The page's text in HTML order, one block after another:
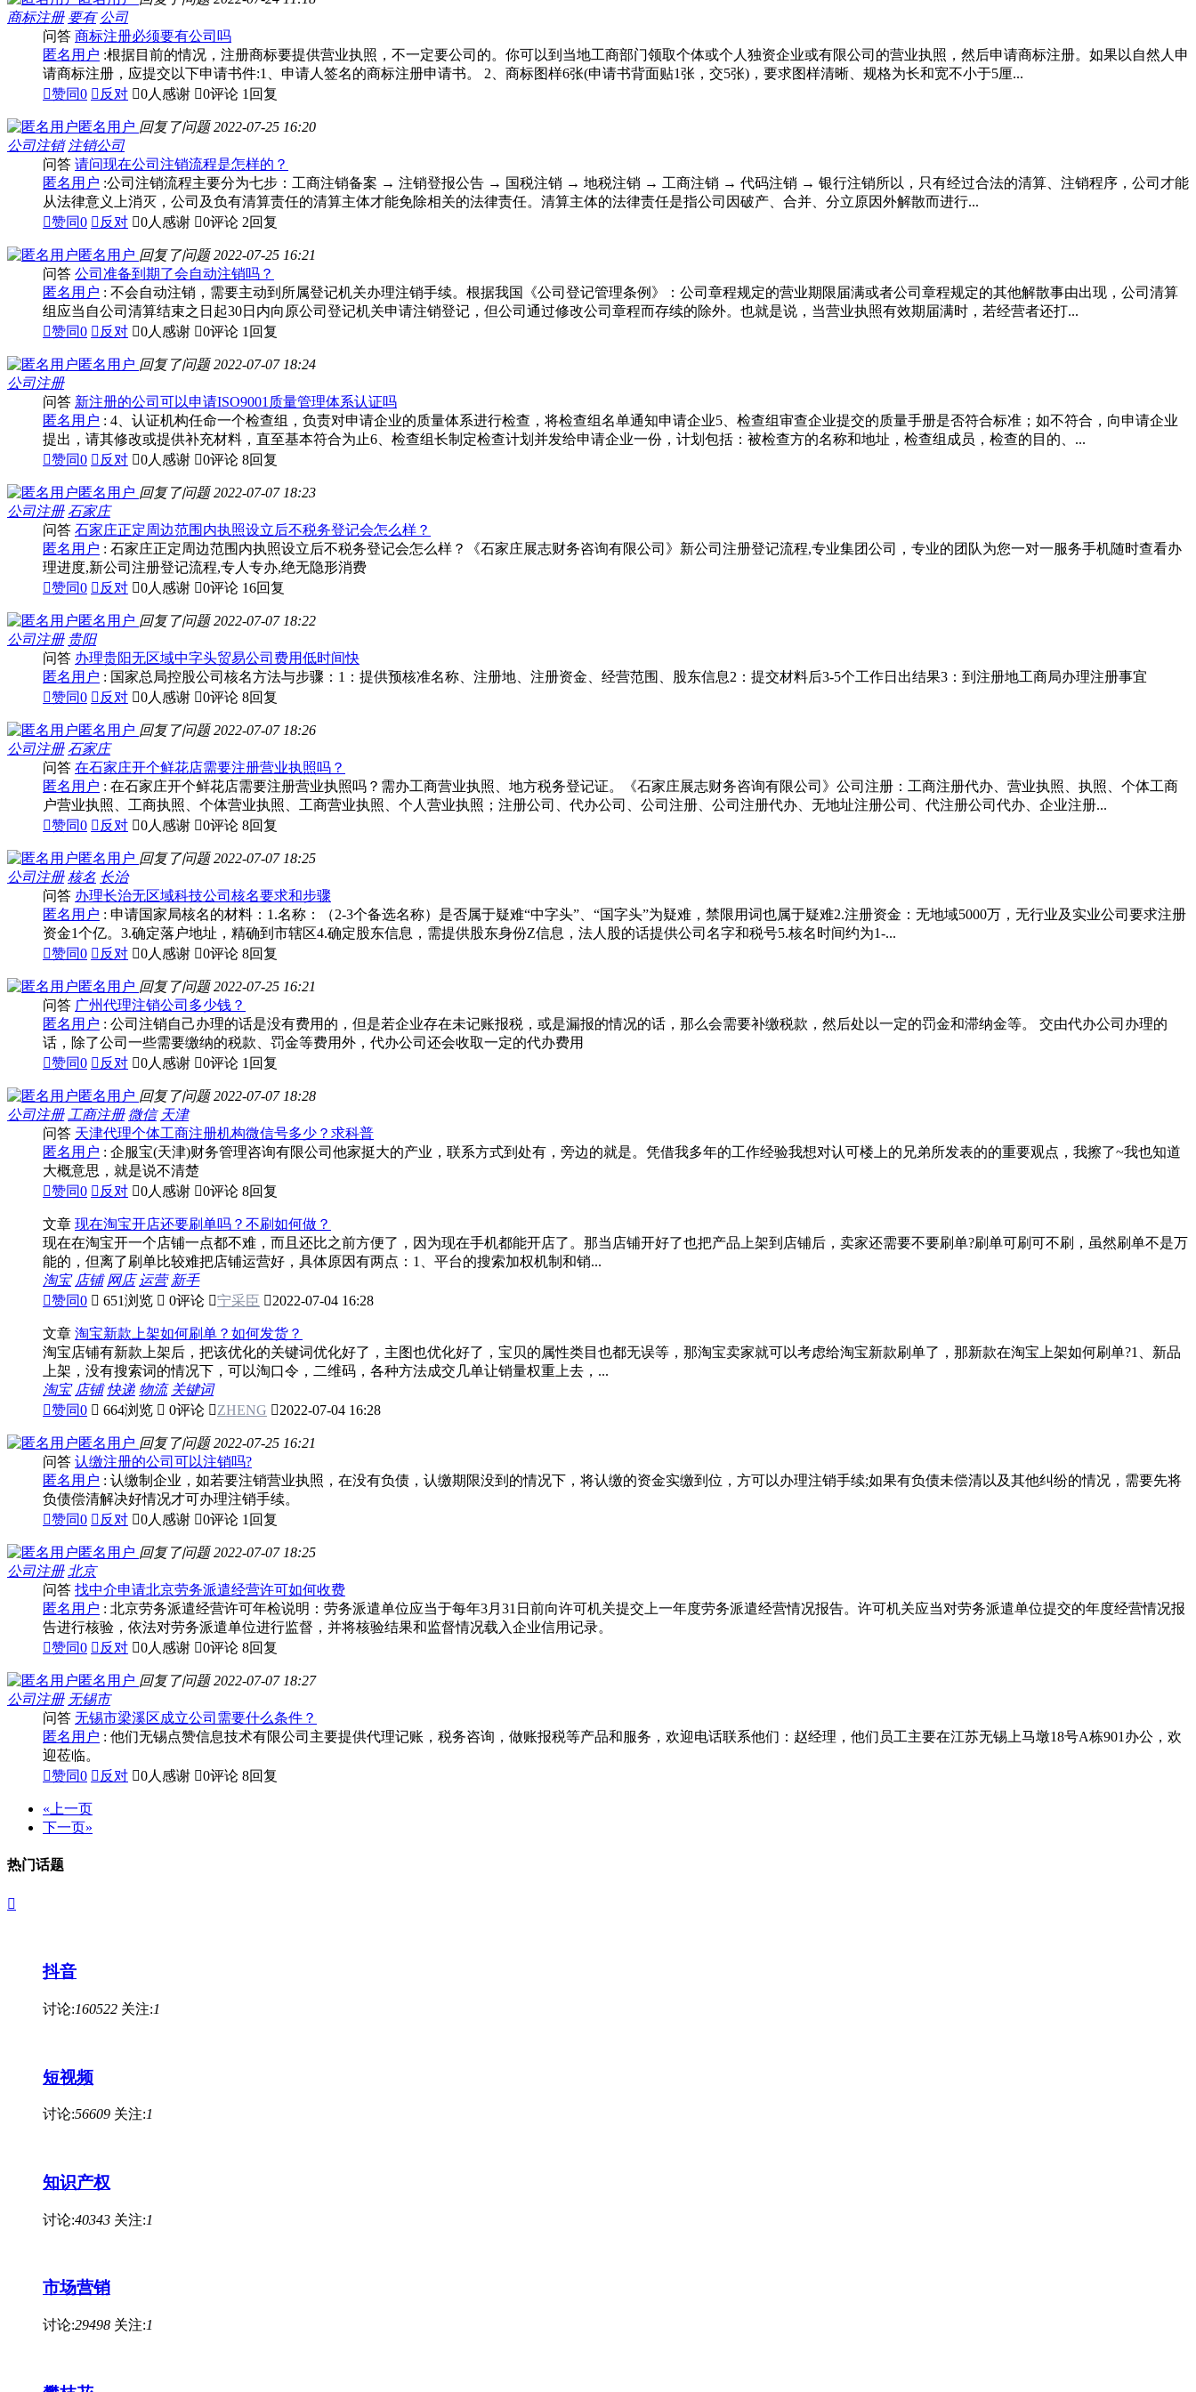
商标注册 要有 公司
问答 商标注册必须要有公司吗
匿名用户 :根据目前的情况，注册商标要提供营业执照，不一定要公司的。你可以到当地工商部门领取个体或个人独资企业或有限公司的营业执照，然后申请商标注册。如果以自然人申
请商标注册，应提交以下申请书件:1、申请人签名的商标注册申请书。 2、商标图样6张(申请书背面贴1张，交5张)，要求图样清晰、规格为长和宽不小于5厘...
赞同0  反对 0人感谢 0评论 1回复
匿名用户 回复了问题 2022-07-25 16:20
公司注销 注销公司
问答 请问现在公司注销流程是怎样的？
匿名用户 :公司注销流程主要分为七步：工商注销备案 → 注销登报公告 → 国税注销 → 地税注销 → 工商注销 → 代码注销 → 银行注销所以，只有经过合法的清算、注销程序，公司才能
从法律意义上消灭，公司及负有清算责任的清算主体才能免除相关的法律责任。清算主体的法律责任是指公司因破产、合并、分立原因外解散而进行...
赞同0  反对 0人感谢 0评论 2回复
匿名用户 回复了问题 2022-07-25 16:21
问答 公司准备到期了会自动注销吗？
匿名用户 : 不会自动注销，需要主动到所属登记机关办理注销手续。根据我国《公司登记管理条例》：公司章程规定的营业期限届满或者公司章程规定的其他解散事由出现，公司清算
组应当自公司清算结束之日起30日内向原公司登记机关申请注销登记，但公司通过修改公司章程而存续的除外。也就是说，当营业执照有效期届满时，若经营者还打...
赞同0  反对 0人感谢 0评论 1回复
匿名用户 回复了问题 2022-07-07 18:24
公司注册
问答 新注册的公司可以申请ISO9001质量管理体系认证吗
匿名用户 : 4、认证机构任命一个检查组，负责对申请企业的质量体系进行检查，将检查组名单通知申请企业5、检查组审查企业提交的质量手册是否符合标准；如不符合，向申请企业
提出，请其修改或提供补充材料，直至基本符合为止6、检查组长制定检查计划并发给申请企业一份，计划包括：被检查方的名称和地址，检查组成员，检查的目的、...
赞同0  反对 0人感谢 0评论 8回复
匿名用户 回复了问题 2022-07-07 18:23
公司注册 石家庄
问答 石家庄正定周边范围内执照设立后不税务登记会怎么样？
匿名用户 : 石家庄正定周边范围内执照设立后不税务登记会怎么样？《石家庄展志财务咨询有限公司》新公司注册登记流程,专业集团公司，专业的团队为您一对一服务手机随时查看办
理进度,新公司注册登记流程,专人专办,绝无隐形消费
赞同0  反对 0人感谢 0评论 16回复
匿名用户 回复了问题 2022-07-07 18:22
公司注册 贵阳
问答 办理贵阳无区域中字头贸易公司费用低时间快
匿名用户 : 国家总局控股公司核名方法与步骤：1：提供预核准名称、注册地、注册资金、经营范围、股东信息2：提交材料后3-5个工作日出结果3：到注册地工商局办理注册事宜
赞同0  反对 0人感谢 0评论 8回复
匿名用户 回复了问题 2022-07-07 18:26
公司注册 石家庄
问答 在石家庄开个鲜花店需要注册营业执照吗？
匿名用户 : 在石家庄开个鲜花店需要注册营业执照吗？需办工商营业执照、地方税务登记证。《石家庄展志财务咨询有限公司》公司注册：工商注册代办、营业执照、执照、个体工商
户营业执照、工商执照、个体营业执照、工商营业执照、个人营业执照；注册公司、代办公司、公司注册、公司注册代办、无地址注册公司、代注册公司代办、企业注册...
赞同0  反对 0人感谢 0评论 8回复
匿名用户 回复了问题 2022-07-07 18:25
公司注册 核名 长治
问答 办理长治无区域科技公司核名要求和步骤
匿名用户 : 申请国家局核名的材料：1.名称：（2-3个备选名称）是否属于疑难“中字头”、“国字头”为疑难，禁限用词也属于疑难2.注册资金：无地域5000万，无行业及实业公司要求注册
资金1个亿。3.确定落户地址，精确到市辖区4.确定股东信息，需提供股东身份Z信息，法人股的话提供公司名字和税号5.核名时间约为1-...
赞同0  反对 0人感谢 0评论 8回复
匿名用户 回复了问题 2022-07-25 16:21
问答 广州代理注销公司多少钱？
匿名用户 : 公司注销自己办理的话是没有费用的，但是若企业存在未记账报税，或是漏报的情况的话，那么会需要补缴税款，然后处以一定的罚金和滞纳金等。 交由代办公司办理的
话，除了公司一些需要缴纳的税款、罚金等费用外，代办公司还会收取一定的代办费用
赞同0  反对 0人感谢 0评论 1回复
匿名用户 回复了问题 2022-07-07 18:28
公司注册 工商注册 微信 天津
问答 天津代理个体工商注册机构微信号多少？求科普
匿名用户 : 企服宝(天津)财务管理咨询有限公司他家挺大的产业，联系方式到处有，旁边的就是。凭借我多年的工作经验我想对认可楼上的兄弟所发表的的重要观点，我擦了~我也知道
大概意思，就是说不清楚
赞同0  反对 0人感谢 0评论 8回复
文章 现在淘宝开店还要刷单吗？不刷如何做？
现在在淘宝开一个店铺一点都不难，而且还比之前方便了，因为现在手机都能开店了。那当店铺开好了也把产品上架到店铺后，卖家还需要不要刷单?刷单可刷可不刷，虽然刷单不是万
能的，但离了刷单比较难把店铺运营好，具体原因有两点：1、平台的搜索加权机制和销...
淘宝 店铺 网店 运营 新手
赞同0  651浏览  0评论 宁采臣 2022-07-04 16:28
文章 淘宝新款上架如何刷单？如何发货？
淘宝店铺有新款上架后，把该优化的关键词优化好了，主图也优化好了，宝贝的属性类目也都无误等，那淘宝卖家就可以考虑给淘宝新款刷单了，那新款在淘宝上架如何刷单?1、新品
上架，没有搜索词的情况下，可以淘口令，二维码，各种方法成交几单让销量权重上去，...
淘宝 店铺 快递 物流 关键词
赞同0  664浏览  0评论 ZHENG 2022-07-04 16:28
匿名用户 回复了问题 2022-07-25 16:21
问答 认缴注册的公司可以注销吗?
匿名用户 : 认缴制企业，如若要注销营业执照，在没有负债，认缴期限没到的情况下，将认缴的资金实缴到位，方可以办理注销手续;如果有负债未偿清以及其他纠纷的情况，需要先将
负债偿清解决好情况才可办理注销手续。
赞同0  反对 0人感谢 0评论 1回复
匿名用户 回复了问题 2022-07-07 18:25
公司注册 北京
问答 找中介申请北京劳务派遣经营许可如何收费
匿名用户 : 北京劳务派遣经营许可年检说明：劳务派遣单位应当于每年3月31日前向许可机关提交上一年度劳务派遣经营情况报告。许可机关应当对劳务派遣单位提交的年度经营情况报
告进行核验，依法对劳务派遣单位进行监督，并将核验结果和监督情况载入企业信用记录。
赞同0  反对 0人感谢 0评论 8回复
匿名用户 回复了问题 2022-07-07 18:27
公司注册 无锡市
问答 无锡市梁溪区成立公司需要什么条件？
匿名用户 : 他们无锡点赞信息技术有限公司主要提供代理记账，税务咨询，做账报税等产品和服务，欢迎电话联系他们：赵经理，他们员工主要在江苏无锡上马墩18号A栋901办公，欢
迎莅临。
赞同0  反对 0人感谢 0评论 8回复
«上一页
下一页»
热门话题

抖音
讨论:160522 关注:1
短视频
讨论:56609 关注:1
知识产权
讨论:40343 关注:1
市场营销
讨论:29498 关注:1